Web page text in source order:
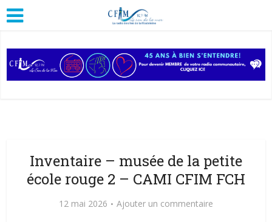
Inventaire – musée de la petite
école rouge 2 – CAMI CFIM FCH
12 mai 2026 Ajouter un commentaire